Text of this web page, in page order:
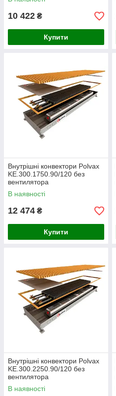
10 422 ₴
Купити
Внутрішні конвектори Polvax
KE.300.1750.90/120 без
вентилятора
В наявності
12 474 ₴
Купити
Внутрішні конвектори Polvax
KE.300.2250.90/120 без
вентилятора
В наявності